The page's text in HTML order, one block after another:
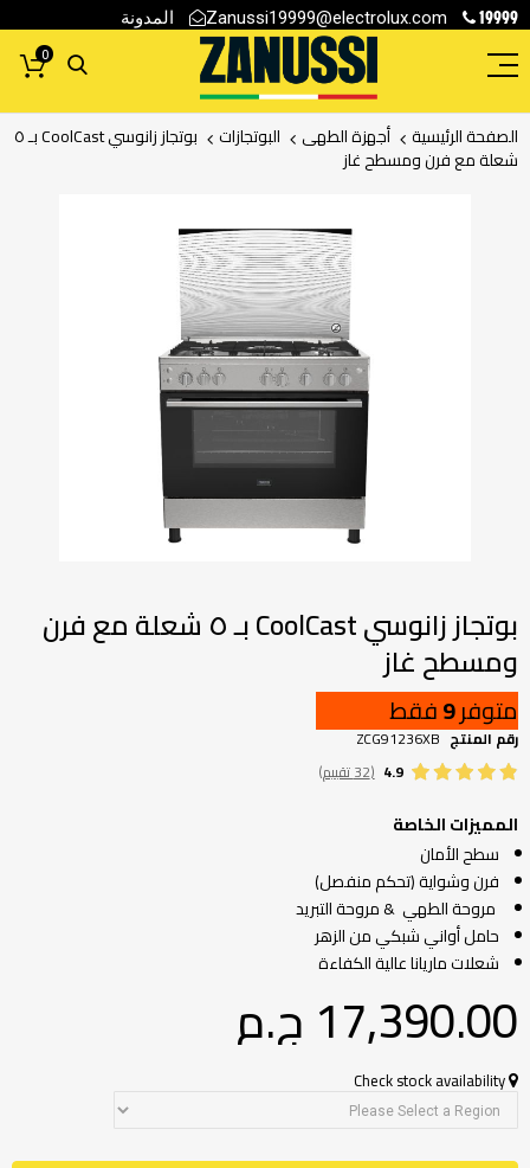
19999
Zanussi19999@electrolux.com المدونة
0
الصفحة الرئيسية أجهزة الطهى البوتجازات بوتجاز زانوسي CoolCast بـ ٥
شعلة مع فرن ومسطح غاز
بداية
معرض
الصور
بوتجاز زانوسي CoolCast بـ ٥ شعلة مع فرن
ومسطح غاز
متوفر9فقط
رقم المنتج ZCG91236XB
4.9 (32 تقييم)
المميزات الخاصة
سطح الأمان
فرن وشواية (تحكم منفصل)
مروحة الطهي & مروحة التبريد
حامل أواني شبكي من الزهر
شعلات ماريانا عالية الكفاءة
17,390.00 ج.م‏
Check stock availability